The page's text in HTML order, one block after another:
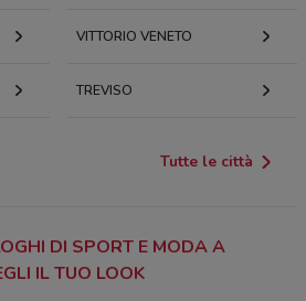
VITTORIO VENETO
TREVISO
Tutte le città
DI SPORT E MODA A
IL TUO LOOK